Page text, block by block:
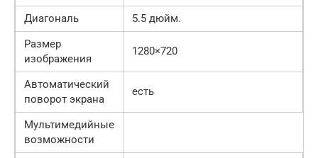
Диагональ
5.5 дюйм.
Размер
изображения
1280×720
Автоматический
поворот экрана
есть
Мультимедийные
возможности